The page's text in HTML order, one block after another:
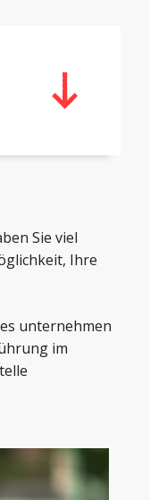
Sie viel
Ihre
unternehmen
im